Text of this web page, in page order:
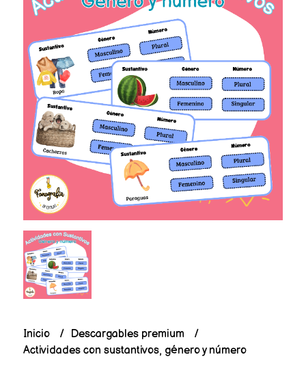
Inicio
Descargables premium
Actividades con sustantivos, género y número